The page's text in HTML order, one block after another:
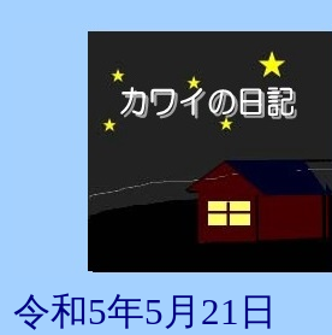
令和5年5月21日